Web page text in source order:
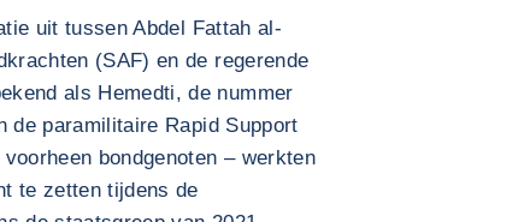
uit tussen Abdel Fattah al-
(SAF) en de regerende
als Hemedti, de nummer
de paramilitaire Rapid Support
bondgenoten – werkten
te zetten tijdens de